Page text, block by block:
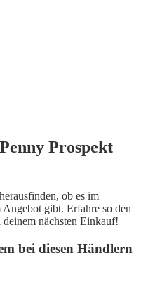
Prospekt
ob es im
gibt. Erfahre so den
nächsten Einkauf!
bei diesen Händlern